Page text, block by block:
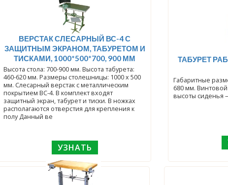
ВЕРСТАК СЛЕСАРНЫЙ ВС-4 С
ЗАЩИТНЫМ ЭКРАНОМ, ТАБУРЕТОМ И
ТИСКАМИ, 1000*500*700, 900 ММ
Высота стола: 700-900 мм. Высота табурета:
460-620 мм. Размеры столешницы: 1000 х 500
мм. Слесарный верстак с металлическим
покрытием ВС-4. В комплект входят
защитный экран, табурет и тиски. В ножках
располагаются отверстия для крепления к
полу Данный ве
УЗНАТЬ
ТАБУРЕТ
Габаритные
680 мм.
высоты сиденья